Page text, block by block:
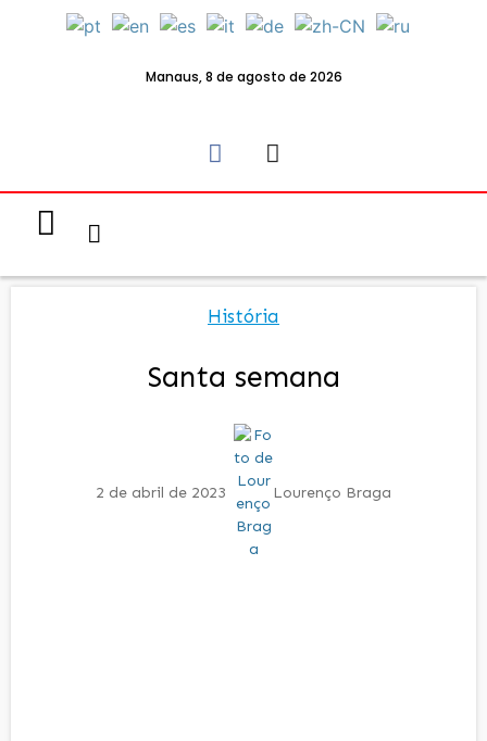
Manaus, 8 de agosto de 2026
História
Santa semana
2 de abril de 2023 Lourenço Braga